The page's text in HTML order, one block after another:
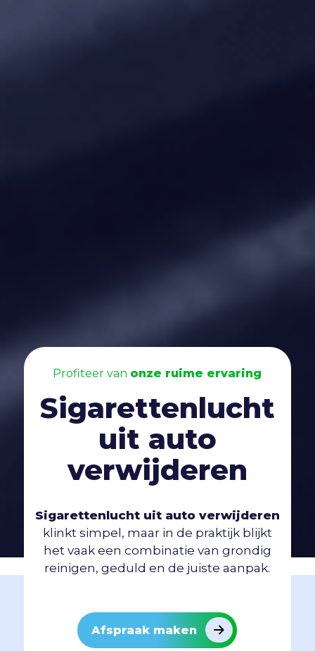
Profiteer van onze ruime ervaring
Sigarettenlucht
uit auto
verwijderen
Sigarettenlucht uit auto verwijderen
klinkt simpel, maar in de praktijk blijkt
het vaak een combinatie van grondig
reinigen, geduld en de juiste aanpak.
Afspraak maken